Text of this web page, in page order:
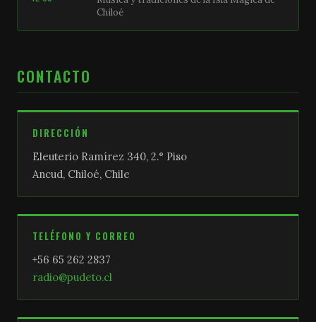
Chiloé
CONTACTO
DIRECCIÓN
Eleuterio Ramírez 340, 2.° Piso
Ancud, Chiloé, Chile
TELÉFONO Y CORREO
+56 65 262 2837
radio@pudeto.cl